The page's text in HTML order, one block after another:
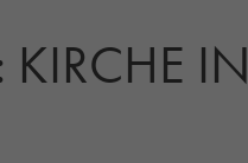
IN